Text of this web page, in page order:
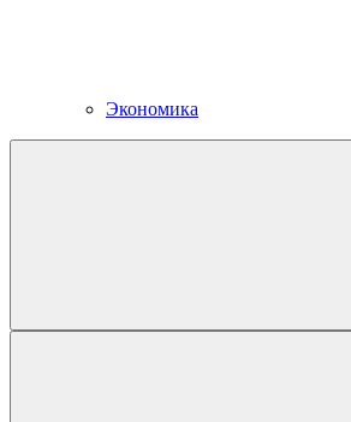
Экономика